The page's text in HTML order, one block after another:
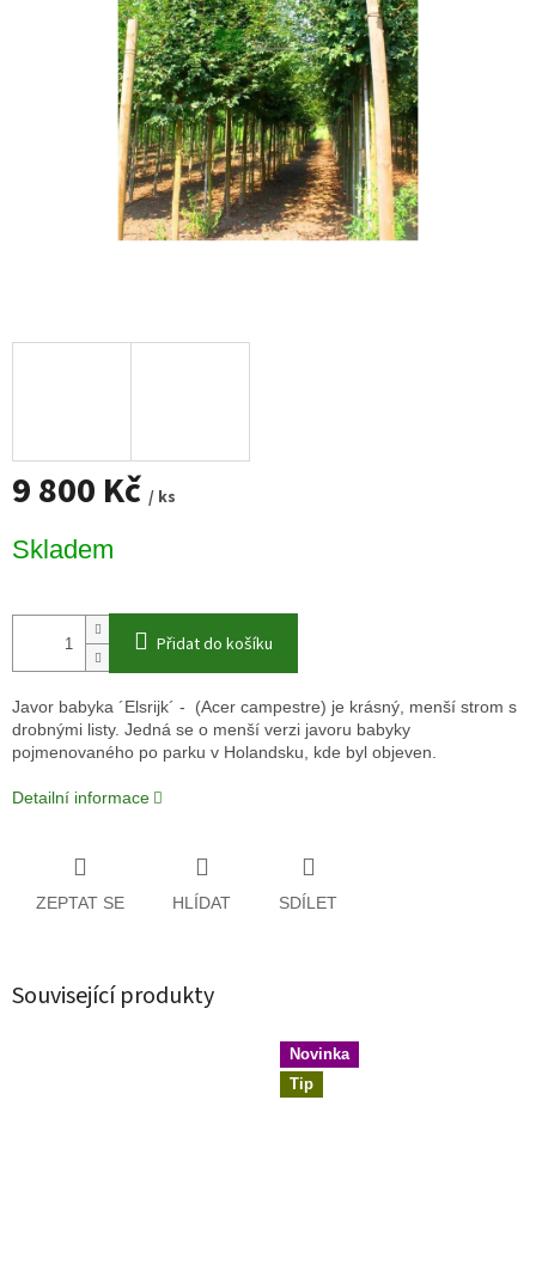
9 800 Kč / ks
cena:
Skladem
Přidat do košíku
Javor babyka ´Elsrijk´ - (Acer campestre) je krásný, menší strom s
drobnými listy. Jedná se o menší verzi javoru babyky
pojmenovaného po parku v Holandsku, kde byl objeven.
Detailní informace
ZEPTAT SE HLÍDAT SDÍLET
Související produkty
Novinka
Tip